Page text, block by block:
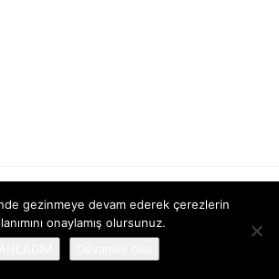
2026. |Web TasarimWebsayfa
gezinmeye devam ederek çerezlerin
onaylamış olursunuz.